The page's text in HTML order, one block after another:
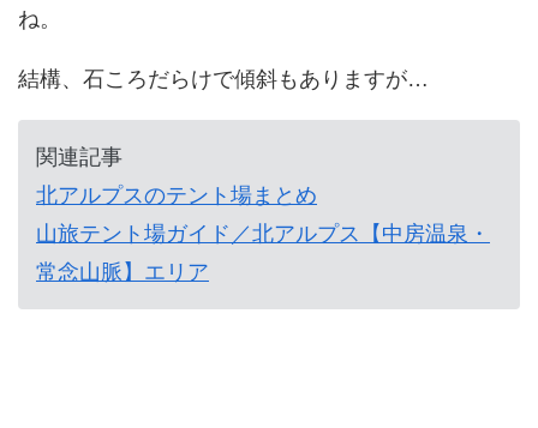
ね。
結構、石ころだらけで傾斜もありますが…
関連記事
北アルプスのテント場まとめ
山旅テント場ガイド／北アルプス【中房温泉・
常念山脈】エリア